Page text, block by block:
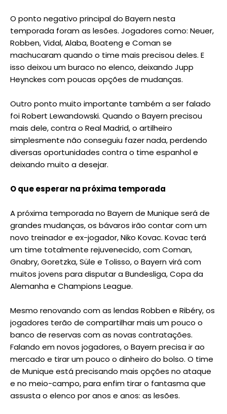
O ponto negativo principal do Bayern nesta
temporada foram as lesões. Jogadores como: Neuer,
Robben, Vidal, Alaba, Boateng e Coman se
machucaram quando o time mais precisou deles. E
isso deixou um buraco no elenco, deixando Jupp
Heynckes com poucas opções de mudanças.
Outro ponto muito importante também a ser falado
foi Robert Lewandowski. Quando o Bayern precisou
mais dele, contra o Real Madrid, o artilheiro
simplesmente não conseguiu fazer nada, perdendo
diversas oportunidades contra o time espanhol e
deixando muito a desejar.
O que esperar na próxima temporada
A próxima temporada no Bayern de Munique será de
grandes mudanças, os bávaros irão contar com um
novo treinador e ex-jogador, Niko Kovac. Kovac terá
um time totalmente rejuvenecido, com Coman,
Gnabry, Goretzka, Süle e Tolisso, o Bayern virá com
muitos jovens para disputar a Bundesliga, Copa da
Alemanha e Champions League.
Mesmo renovando com as lendas Robben e Ribéry, os
jogadores terão de compartilhar mais um pouco o
banco de reservas com as novas contratações.
Falando em novos jogadores, o Bayern precisa ir ao
mercado e tirar um pouco o dinheiro do bolso. O time
de Munique está precisando mais opções no ataque
e no meio-campo, para enfim tirar o fantasma que
assusta o elenco por anos e anos: as lesões.